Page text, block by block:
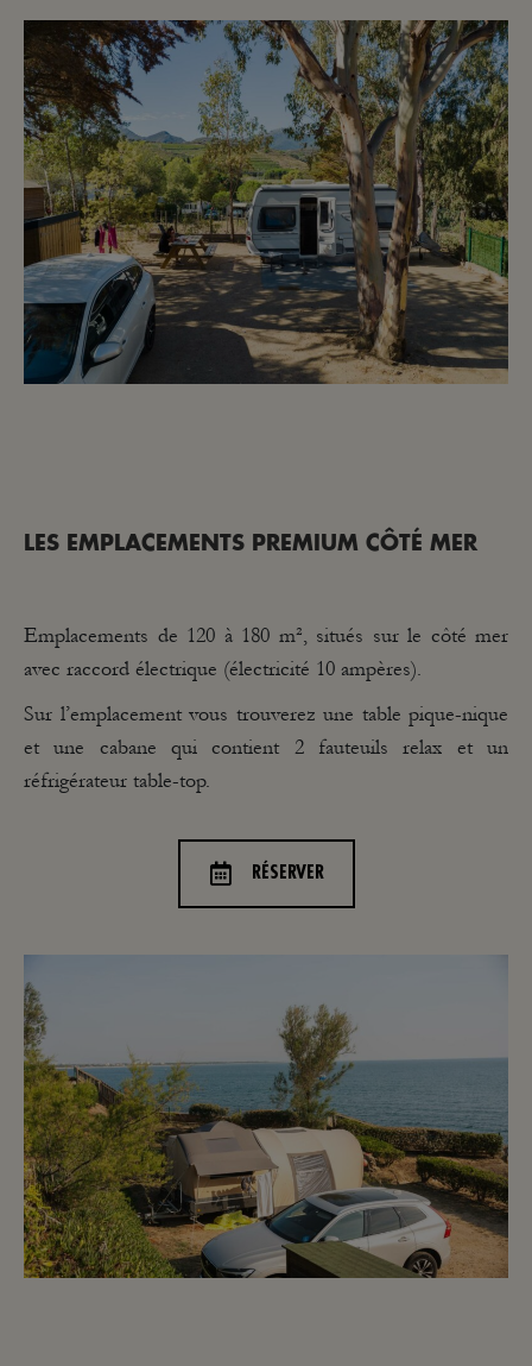
LES EMPLACEMENTS PREMIUM CÔTÉ MER
Emplacements de 120 à 180 m², situés sur le côté mer
avec raccord électrique (électricité 10 ampères).
Sur l’emplacement vous trouverez une table pique-nique
et une cabane qui contient 2 fauteuils relax et un
réfrigérateur table-top.
RÉSERVER